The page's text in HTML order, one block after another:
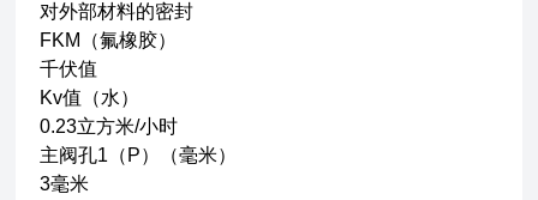
对外部材料的密封
FKM（氟橡胶）
千伏值
Kv值（水）
0.23立方米/小时
主阀孔1（P）（毫米）
3毫米